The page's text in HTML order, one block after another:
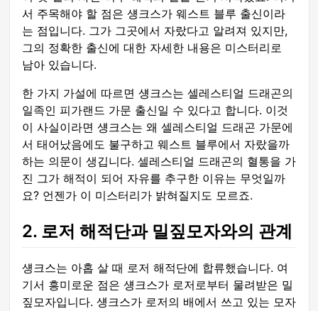
서 주목해야 할 점은 섕크스가 웨스트 블루 출신이라
는 점입니다. 그가 그곳에서 자랐다고 알려져 있지만,
그의 정확한 출신에 대한 자세한 내용은 미스터리로
남아 있습니다.
한 가지 가설에 따르면 섕크스는 셀레스티얼 드래곤의
일족인 피가랜드 가문 출신일 수 있다고 합니다. 이것
이 사실이라면 섕크스는 왜 셀레스티얼 드래곤 가문에
서 태어났음에도 불구하고 웨스트 블루에서 자랐을까
하는 의문이 생깁니다. 셀레스티얼 드래곤의 혈통을 가
진 그가 해적이 되어 자유를 추구한 이유는 무엇일까
요? 언젠가 이 미스터리가 밝혀질지도 모르죠.
2. 로저 해적단과 밀짚모자와의 관계
섕크스는 아홉 살 때 로저 해적단에 합류했습니다. 여
기서 흥미로운 점은 섕크스가 로저로부터 물려받은 밀
짚모자입니다. 섕크스가 로저의 배에서 쓰고 있는 모자